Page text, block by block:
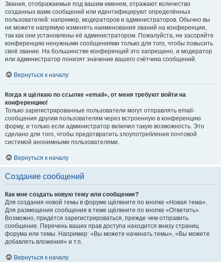
Звания, отображаемые под вашим именем, отражают количество
созданных вами сообщений или идентифицируют определённых
пользователей: например, модераторов и администраторов. Обычно вы
не можете напрямую изменять наименования званий на конференции,
так как они установлены её администратором. Пожалуйста, не засоряйте
конференцию ненужными сообщениями только для того, чтобы повысить
своё звание. На большинстве конференций это запрещено, и модератор
или администратор понизят значение вашего счётчика сообщений.
Вернуться к началу
Когда я щёлкаю по ссылке «email», от меня требуют войти на
конференцию!
Только зарегистрированные пользователи могут отправлять email-
сообщения другим пользователям через встроенную в конференцию
форму, и только если администратор включил такую возможность. Это
сделано для того, чтобы предотвратить злоупотребления почтовой
системой анонимными пользователями.
Вернуться к началу
Создание сообщений
Как мне создать новую тему или сообщение?
Для создания новой темы в форуме щёлкните по кнопке «Новая тема».
Для размещения сообщения в теме щёлкните по кнопке «Ответить».
Возможно, придётся зарегистрироваться, прежде чем отправить
сообщение. Перечень ваших прав доступа находится внизу страниц
форума или темы. Например: «Вы можете начинать темы», «Вы можете
добавлять вложения» и т.п.
Вернуться к началу